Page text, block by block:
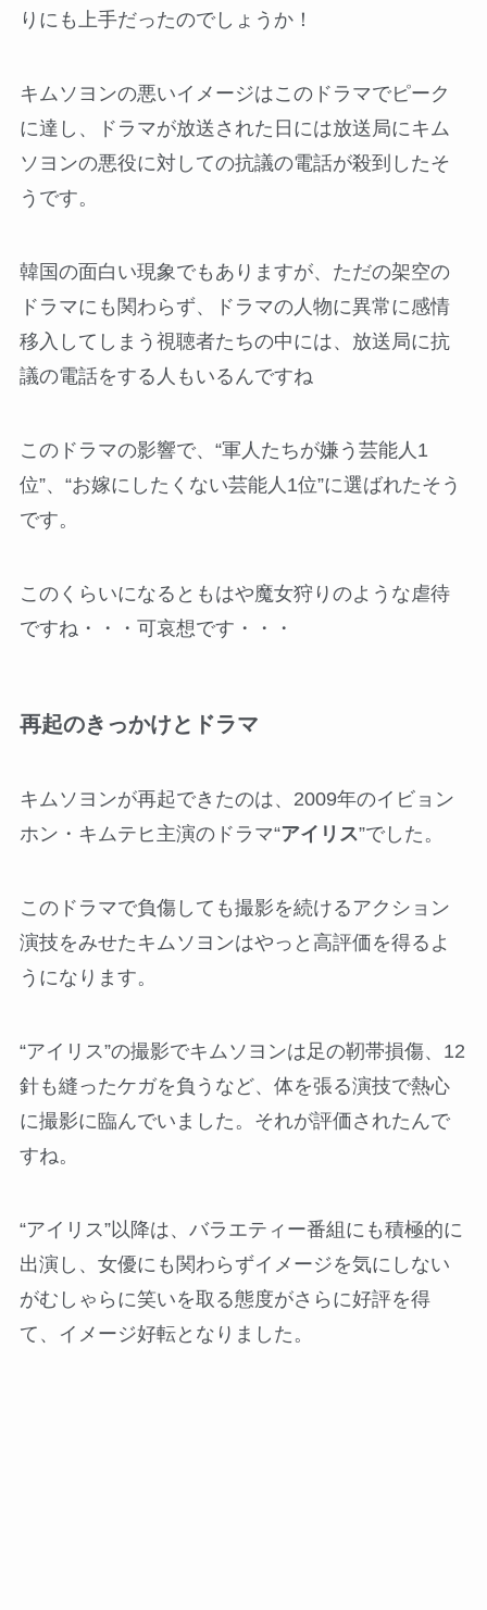
りにも上手だったのでしょうか！
キムソヨンの悪いイメージはこのドラマでピーク
に達し、ドラマが放送された日には放送局にキム
ソヨンの悪役に対しての抗議の電話が殺到したそ
うです。
韓国の面白い現象でもありますが、ただの架空の
ドラマにも関わらず、ドラマの人物に異常に感情
移入してしまう視聴者たちの中には、放送局に抗
議の電話をする人もいるんですね
このドラマの影響で、“軍人たちが嫌う芸能人1
位”、“お嫁にしたくない芸能人1位”に選ばれたそう
です。
このくらいになるともはや魔女狩りのような虐待
ですね・・・可哀想です・・・
再起のきっかけとドラマ
キムソヨンが再起できたのは、2009年のイビョン
ホン・キムテヒ主演のドラマ“アイリス”でした。
このドラマで負傷しても撮影を続けるアクション
演技をみせたキムソヨンはやっと高評価を得るよ
うになります。
“アイリス”の撮影でキムソヨンは足の靭帯損傷、12
針も縫ったケガを負うなど、体を張る演技で熱心
に撮影に臨んでいました。それが評価されたんで
すね。
“アイリス”以降は、バラエティー番組にも積極的に
出演し、女優にも関わらずイメージを気にしない
がむしゃらに笑いを取る態度がさらに好評を得
て、イメージ好転となりました。